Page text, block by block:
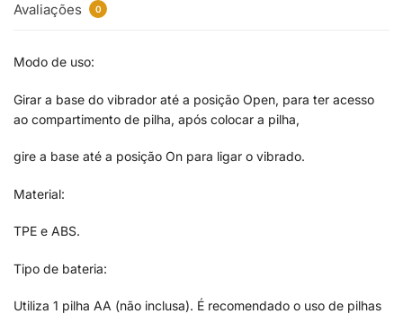
Avaliações 0
Modo de uso:
Girar a base do vibrador até a posição Open, para ter acesso
ao compartimento de pilha, após colocar a pilha,
gire a base até a posição On para ligar o vibrado.
Material:
TPE e ABS.
Tipo de bateria:
Utiliza 1 pilha AA (não inclusa). É recomendado o uso de pilhas